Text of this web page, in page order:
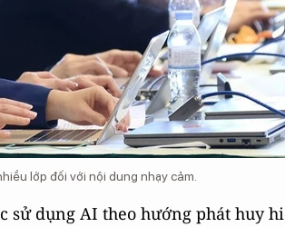
lớp đối với nội dung nhạy cảm.
sử dụng AI theo hướng phát huy